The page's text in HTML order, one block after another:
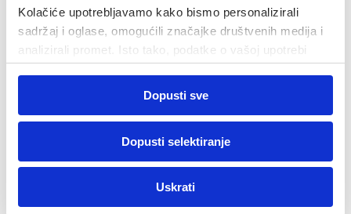
Kolačiće upotrebljavamo kako bismo personalizirali
sadržaj i oglase, omogućili značajke društvenih medija i
analizirali promet. Isto tako, podatke o vašoj upotrebi
drugim podacima koje ste im pružili ili koje su prikupili
dok ste upotrebljavali njihove usluge.
Dopusti sve
Dopusti selektiranje
Uskrati
nadoknada elektrolita u organizmu,
minerali
Ako se nakon večere poželite počastiti
preporučamo korištenje slamke. Slamka će
ekstremnim temperaturama.